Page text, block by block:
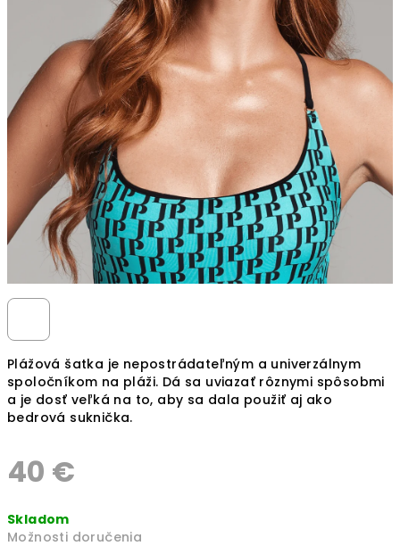
Plážová šatka je nepostrádateľným a univerzálnym
spoločníkom na pláži. Dá sa uviazať rôznymi spôsobmi
a je dosť veľká na to, aby sa dala použiť aj ako
bedrová suknička.
40 €
cena:
Skladom
Možnosti doručenia